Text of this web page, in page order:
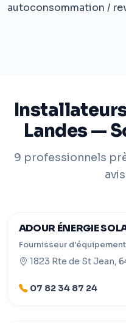
autoconsommation /
Landes —
9 professionnels
ADOUR ÉNERGIE
Fournisseur
1823 Rte de St Jean,
07 82 34 87 24